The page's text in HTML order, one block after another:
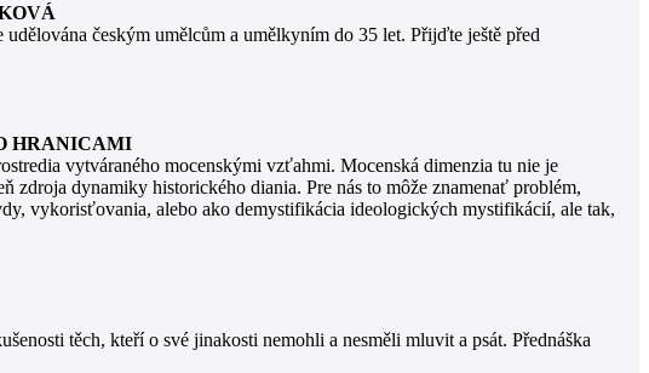
českým umělcům a umělkyním do 35 let. Přijďte ještě před
HRANICAMI
vytváraného mocenskými vzťahmi. Mocenská dimenzia tu nie je
dynamiky historického diania. Pre nás to môže znamenať problém,
vykorisťovania, alebo ako demystifikácia ideologických mystifikácií, ale tak,
těch, kteří o své jinakosti nemohli a nesměli mluvit a psát. Přednáška